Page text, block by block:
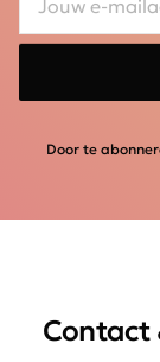
Door te
Contact